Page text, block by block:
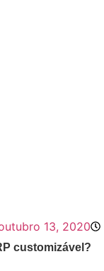
13, 2020
customizável?